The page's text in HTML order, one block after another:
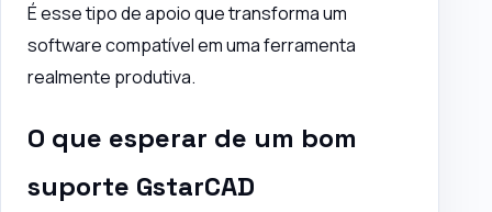
É esse tipo de apoio que transforma um
software compatível em uma ferramenta
realmente produtiva.
O que esperar de um bom
suporte GstarCAD